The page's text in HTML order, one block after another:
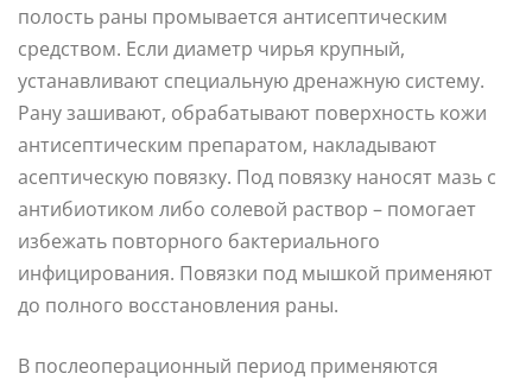
полость раны промывается антисептическим
средством. Если диаметр чирья крупный,
устанавливают специальную дренажную систему.
Рану зашивают, обрабатывают поверхность кожи
антисептическим препаратом, накладывают
асептическую повязку. Под повязку наносят мазь с
антибиотиком либо солевой раствор – помогает
избежать повторного бактериального
инфицирования. Повязки под мышкой применяют
до полного восстановления раны.
В послеоперационный период применяются